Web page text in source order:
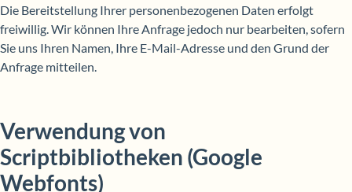
Die Bereitstellung Ihrer personenbezogenen Daten erfolgt
freiwillig. Wir können Ihre Anfrage jedoch nur bearbeiten, sofern
Sie uns Ihren Namen, Ihre E-Mail-Adresse und den Grund der
Anfrage mitteilen.
Verwendung von
Scriptbibliotheken (Google
Webfonts)